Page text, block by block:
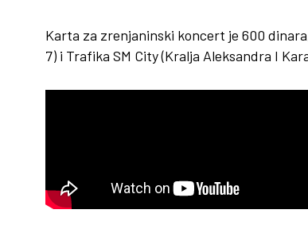
Karta za zrenjaninski koncert je 600
7) i Trafika SM City (Kralja Aleksandra I